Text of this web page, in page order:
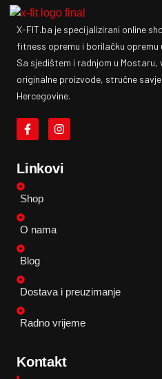
X-FIT.ba je specijalizirani online
fitness opremu i borilačku opremu
Sa sjedištem i radnjom u Mostaru,
originalne proizvode, stručne
Hercegovine.
Linkovi
Shop
O nama
Blog
Dostava i preuzimanje
Radno vrijeme
Kontakt